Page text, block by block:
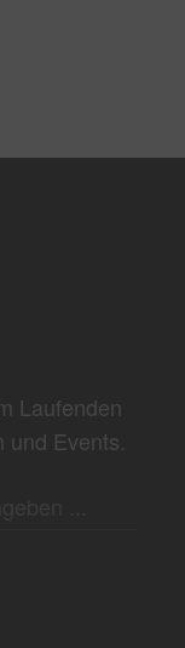
Laufenden
und Events.
Analytics